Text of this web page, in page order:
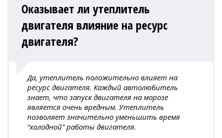
Оказывает ли утеплитель
двигателя влияние на ресурс
двигателя?
Да, утеплитель положительно влияет на
ресурс двигателя. Каждый автолюбитель
знает, что запуск двигателя на морозе
является очень вредным. Утеплитель
позволяет значительно уменьшить время
“холодной” работы двигателя.